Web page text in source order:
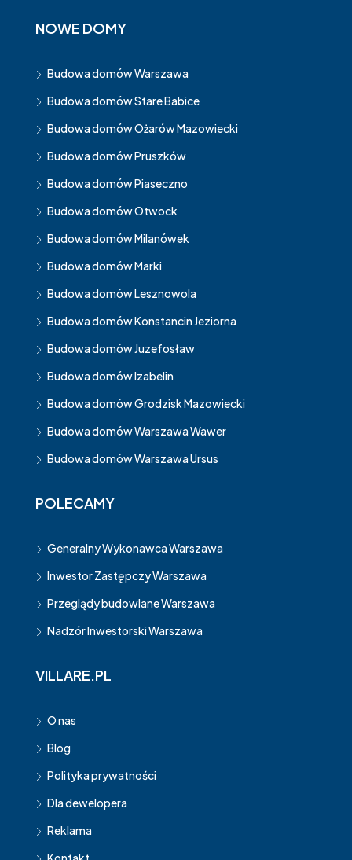
NOWE DOMY
Budowa domów Warszawa
Budowa domów Stare Babice
Budowa domów Ożarów Mazowiecki
Budowa domów Pruszków
Budowa domów Piaseczno
Budowa domów Otwock
Budowa domów Milanówek
Budowa domów Marki
Budowa domów Lesznowola
Budowa domów Konstancin Jeziorna
Budowa domów Juzefosław
Budowa domów Izabelin
Budowa domów Grodzisk Mazowiecki
Budowa domów Warszawa Wawer
Budowa domów Warszawa Ursus
POLECAMY
Generalny Wykonawca Warszawa
Inwestor Zastępczy Warszawa
Przeglądy budowlane Warszawa
Nadzór Inwestorski Warszawa
VILLARE.PL
O nas
Blog
Polityka prywatności
Dla dewelopera
Reklama